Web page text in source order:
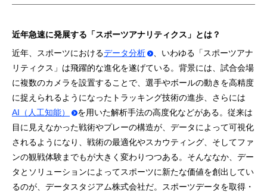
近年急速に発展する「スポーツアナリティクス」とは？
近年、スポーツにおけるデータ分析
、いわゆる「スポーツアナ
リティクス」は飛躍的な進化を遂げている。背景には、試合会場
に複数のカメラを設置することで、選手やボールの動きを高精度
に捉えられるようになったトラッキング技術の進歩、さらには
AI（人工知能）
を用いた解析手法の高度化などがある。従来は
目に見えなかった戦術やプレーの構造が、データによって可視化
されるようになり、戦術の最適化やスカウティング、そしてファ
ンの観戦体験までもが大きく変わりつつある。そんななか、デー
タとソリューションによってスポーツに新たな価値を創出してい
るのが、データスタジアム株式会社だ。スポーツデータを取得・